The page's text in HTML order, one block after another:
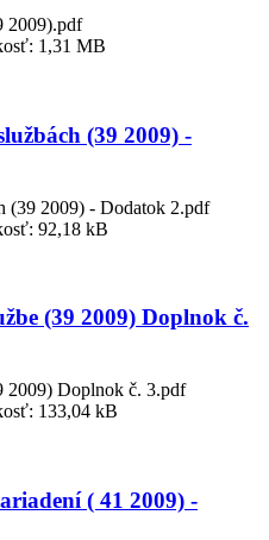
2009).pdf
1,31 MB
(39 2009) -
(39 2009) - Dodatok 2.pdf
92,18 kB
(39 2009) Doplnok č.
2009) Doplnok č. 3.pdf
133,04 kB
( 41 2009) -